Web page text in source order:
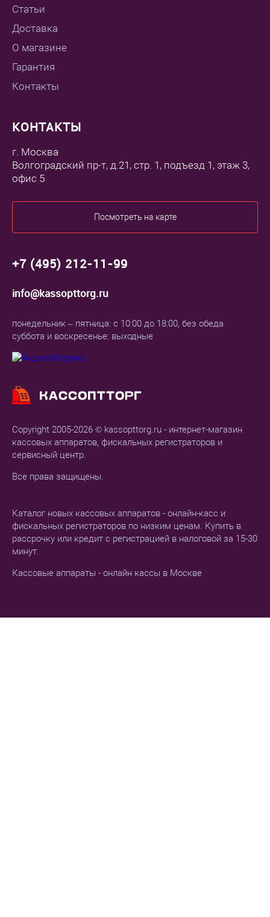
Статьи
Доставка
О магазине
Гарантия
Контакты
Copyright 2005-2026 © kassopttorg.ru - интернет-магазин
кассовых аппаратов, фискальных регистраторов и
сервисный центр.
Все права защищены.
Каталог новых кассовых аппаратов - онлайн-касс и
фискальных регистраторов по низким ценам. Купить в
рассрочку или кредит с регистрацией в налоговой за 15-30
минут.
Кассовые аппараты - онлайн кассы в Москве
КОНТАКТЫ
г. Москва
Волгоградский пр-т, д.21, стр. 1, подъезд 1, этаж 3,
офис 5
Посмотреть на карте
+7 (495) 212-11-99
info@kassopttorg.ru
понедельник – пятница: с 10:00 до 18:00, без обеда
суббота и воскресенье: выходные